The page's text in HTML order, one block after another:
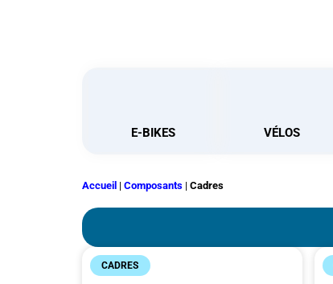
E-BIKES VÉLOS
Accueil | Composants | Cadres
CADRES